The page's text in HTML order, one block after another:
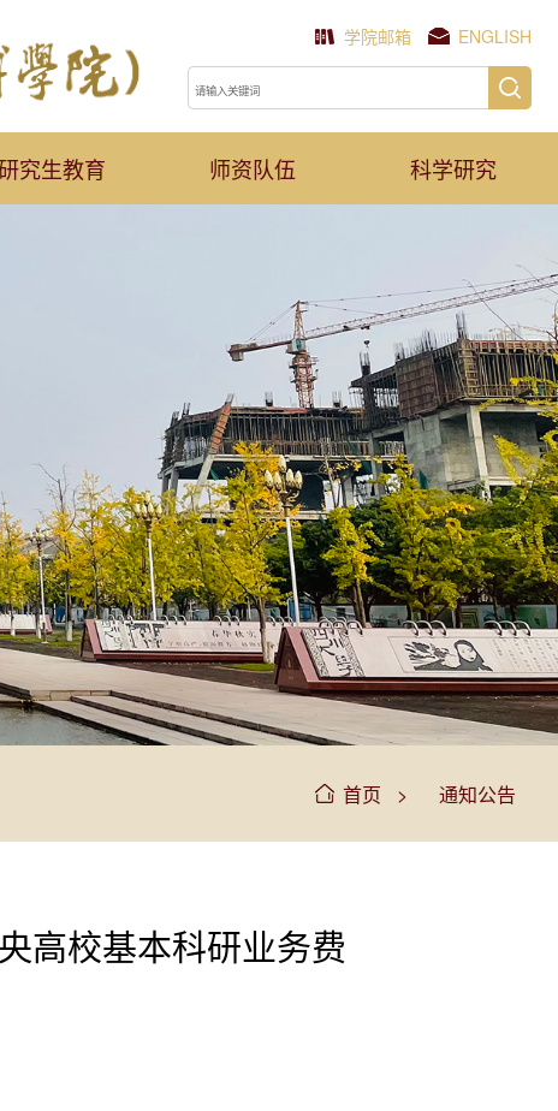
学院邮箱 ENGLISH
究生教育 师资队伍 科学研究
首页 > 通知公告
高校基本科研业务费